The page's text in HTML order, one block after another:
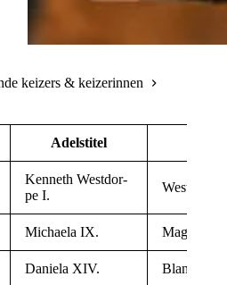
keizers & keizerinnen
Adels­ti­tel
Ken­neth West­dor­
pe I.
West­dorf
Michae­la IX.
Danie­la XIV.